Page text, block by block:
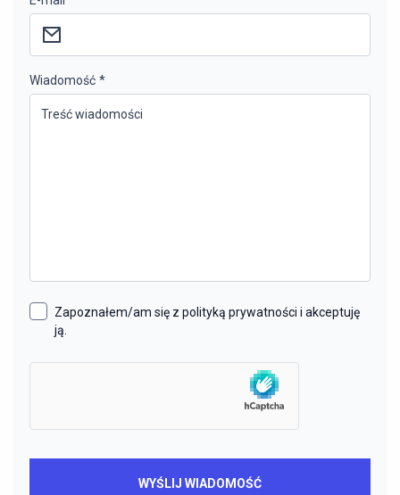
Wiadomość *
Zapoznałem/am się z polityką prywatności i akceptuję
ją.